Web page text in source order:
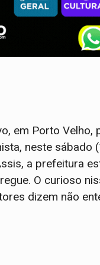
em Porto
neste
a prefeitura
O curioso
dizem não